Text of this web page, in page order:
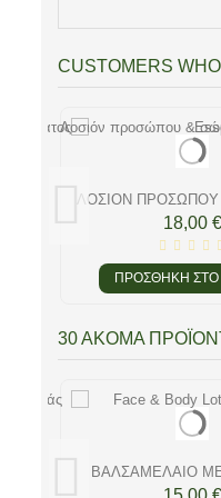
CUSTOMERS
ΛΟΣΙΌΝ
18,00 €
ΠΡΟΣΘΉΚΗ ΣΤΟ
30 ΑΚΌΜΑ
ΒΑΛΣΑΜΈΛΑΙΟ
ΑΙΘΈΡΑΙΑ